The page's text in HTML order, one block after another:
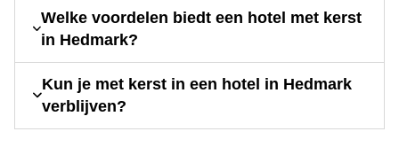
Welke voordelen biedt een hotel met kerst
in Hedmark?
Kun je met kerst in een hotel in Hedmark
verblijven?